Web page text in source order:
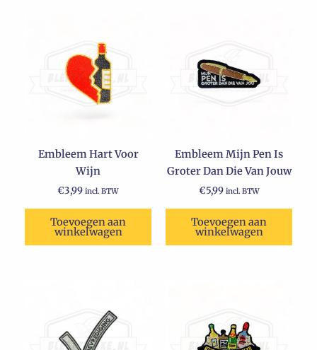
Embleem Hart Voor
Wijn
€3,99 incl. BTW
Toevoegen aan
winkelwagen
Embleem Mijn Pen Is
Groter Dan Die Van Jouw
€5,99 incl. BTW
Toevoegen aan
winkelwagen